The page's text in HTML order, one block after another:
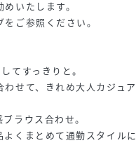
いたします。
ご参照ください｡
てすっきりと。
せて、きれめ大人カジュア
ラウス合わせ。
くまとめて通勤スタイルに